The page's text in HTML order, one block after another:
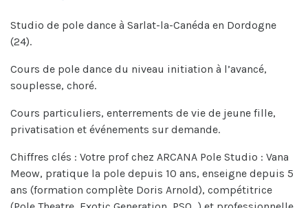
Studio de pole dance à Sarlat-la-Canéda en Dordogne
(24).
Cours de pole dance du niveau initiation à l’avancé,
souplesse, choré.
Cours particuliers, enterrements de vie de jeune fille,
privatisation et événements sur demande.
Chiffres clés : Votre prof chez ARCANA Pole Studio : Vana
Meow, pratique la pole depuis 10 ans, enseigne depuis 5
ans (formation complète Doris Arnold), compétitrice